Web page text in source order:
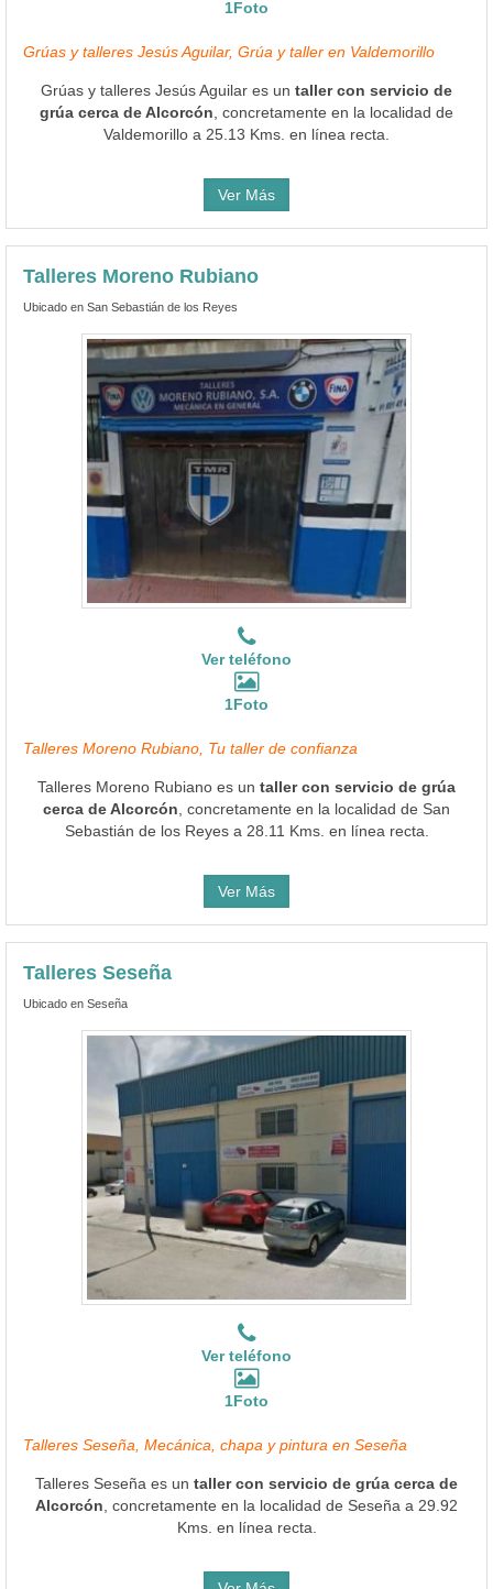
1Foto
Grúas y talleres Jesús Aguilar, Grúa y taller en Valdemorillo
Grúas y talleres Jesús Aguilar es un taller con servicio de
grúa cerca de Alcorcón , concretamente en la localidad de
Valdemorillo a 25.13 Kms. en línea recta.
Ver Más
Talleres Moreno Rubiano
Ubicado en San Sebastián de los Reyes
Ver teléfono
1Foto
Talleres Moreno Rubiano, Tu taller de confianza
Talleres Moreno Rubiano es un taller con servicio de grúa
cerca de Alcorcón , concretamente en la localidad de San
Sebastián de los Reyes a 28.11 Kms. en línea recta.
Ver Más
Talleres Seseña
Ubicado en Seseña
Ver teléfono
1Foto
Talleres Seseña, Mecánica, chapa y pintura en Seseña
Talleres Seseña es un taller con servicio de grúa cerca de
Alcorcón , concretamente en la localidad de Seseña a 29.92
Kms. en línea recta.